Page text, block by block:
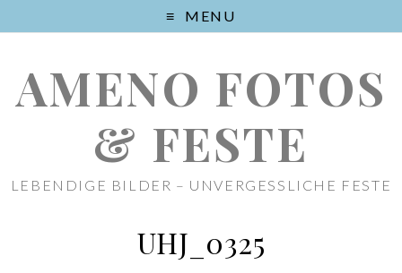
MENU
AMENO FOTOS
& FESTE
LEBENDIGE BILDER – UNVERGESSLICHE FESTE
UHJ_0325